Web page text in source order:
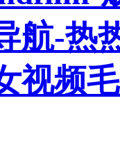
航-热
视频